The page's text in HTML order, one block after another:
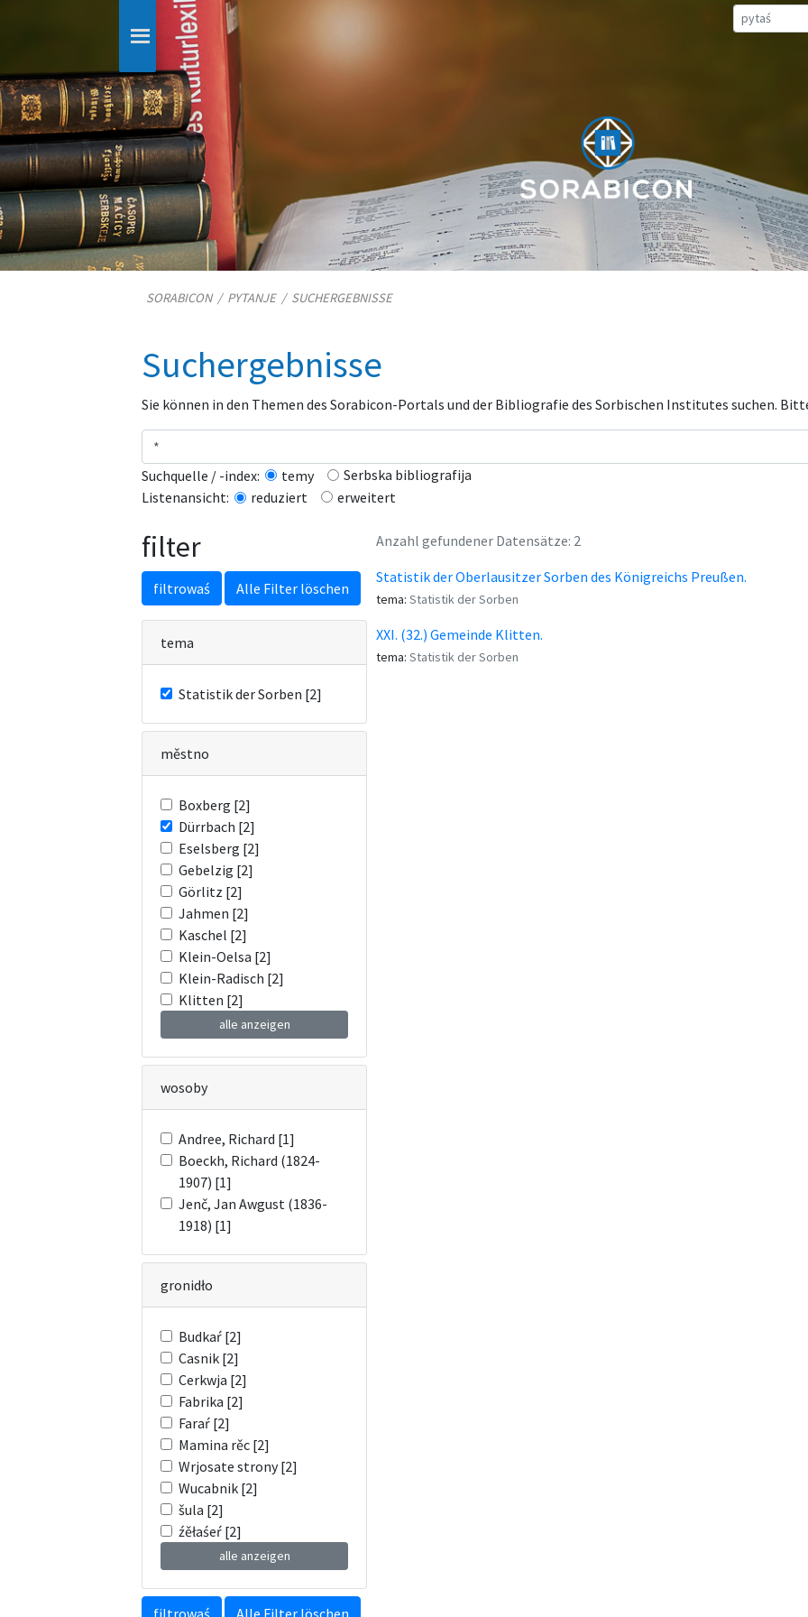
SORABICON/ PYTANJE/ SUCHERGEBNISSE
Suchergebnisse
Sie können in den Themen des Sorabicon-Portals und der Bibliografie des Sorbischen Institutes suchen.
Suchquelle / -index: temy
Serbska bibliografija
Listenansicht:
reduziert erweitert
filter
filtrowaś Alle Filter löschen
tema
Statistik der Sorben [2]
městno
Boxberg [2]
Dürrbach [2]
Eselsberg [2]
Gebelzig [2]
Görlitz [2]
Jahmen [2]
Kaschel [2]
Klein-Oelsa [2]
Klein-Radisch [2]
Klitten [2]
alle anzeigen
wosoby
Andree, Richard [1]
Boeckh, Richard (1824-
1907) [1]
Jenč, Jan Awgust (1836-
1918) [1]
gronidło
Budkaŕ [2]
Casnik [2]
Cerkwja [2]
Fabrika [2]
Faraŕ [2]
Mamina rěc [2]
Wrjosate strony [2]
Wucabnik [2]
šula [2]
źěłaśeŕ [2]
alle anzeigen
filtrowaś Alle Filter löschen
Anzahl gefundener Datensätze: 2
Statistik der Oberlausitzer Sorben des Königreichs Preußen.
tema: Statistik der Sorben
XXI. (32.) Gemeinde Klitten.
tema: Statistik der Sorben